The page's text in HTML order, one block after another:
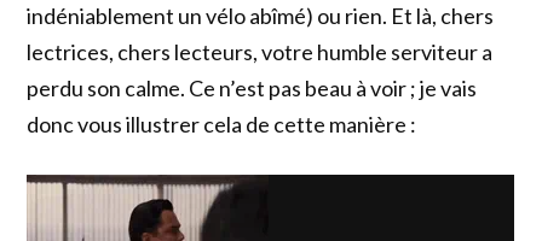
indéniablement un vélo abîmé) ou rien. Et là, chers
lectrices, chers lecteurs, votre humble serviteur a
perdu son calme. Ce n’est pas beau à voir ; je vais
donc vous illustrer cela de cette manière :